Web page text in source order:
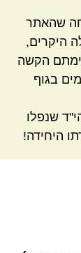
שהאתר
היקרים,
הקשה
בגוף
שנפלו
היחידה!